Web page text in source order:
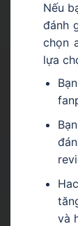
Nếu
đánh
chọn
lựa
và